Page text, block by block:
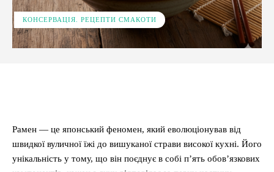
КОНСЕРВАЦІЯ. РЕЦЕПТИ СМАКОТИ
Рамен — це японський феномен, який еволюціонував від
швидкої вуличної їжі до вишуканої страви високої кухні. Його
унікальність у тому, що він поєднує в собі п’ять обов’язкових